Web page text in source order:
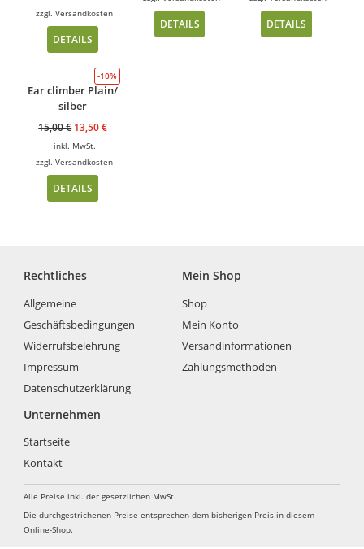
zzgl.Versandkosten
DETAILS
DETAILS DETAILS
-10%
Ear climber Plain/
silber
15,00€ 13,50€
inkl. MwSt.
zzgl.Versandkosten
DETAILS
Rechtliches
Allgemeine
Geschäftsbedingungen
Widerrufsbelehrung
Impressum
Datenschutzerklärung
Mein Shop
Shop
Mein Konto
Versandinformationen
Zahlungsmethoden
Unternehmen
Startseite
Kontakt
Alle Preise inkl. der gesetzlichen MwSt.
Die durchgestrichenen Preise entsprechen dem bisherigen Preis in diesem
Online-Shop.